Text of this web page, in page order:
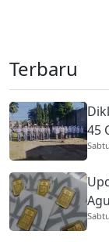
Terbaru
45